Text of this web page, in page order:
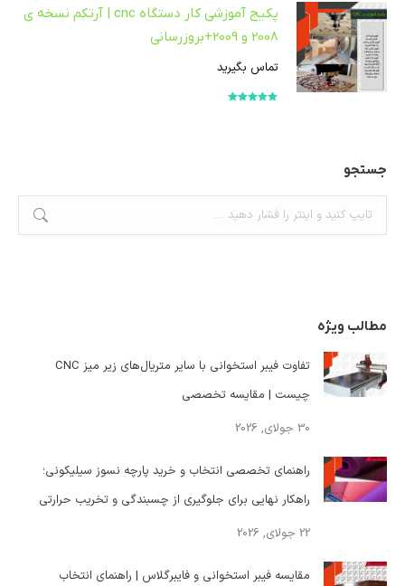
پکیج آموزشی کار دستگاه cnc | آرتکم نسخه ی
2008 و 2009+بروزرسانی
تماس بگیرید
جستجو
جستجو:
مطالب ویژه
تفاوت فیبر استخوانی با سایر متریال‌های زیر میز CNC
چیست | مقایسه تخصصی
30 جولای, 2026
راهنمای تخصصی انتخاب و خرید پارچه نسوز سیلیکونی؛
راهکار نهایی برای جلوگیری از چسبندگی و تخریب حرارتی
22 جولای, 2026
مقایسه فیبر استخوانی و فایبرگلاس | راهنمای انتخاب